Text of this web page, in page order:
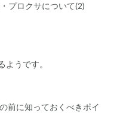
プロクサについて(2)
うです。
前に知っておくべきポイ